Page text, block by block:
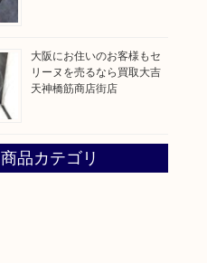
大阪にお住いのお客様もセ
リーヌを売るなら買取大吉
天神橋筋商店街店
商品カテゴリ